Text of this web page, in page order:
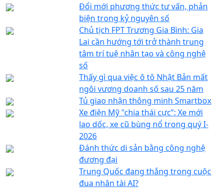
Đổi mới phương thức tư vấn, phản
biện trong kỷ nguyên số
Chủ tịch FPT Trương Gia Bình: Gia
Lai cần hướng tới trở thành trung
tâm trí tuệ nhân tạo và công nghệ
số
Thấy gì qua việc ô tô Nhật Bản mất
ngôi vương doanh số sau 25 năm
Tủ giao nhận thông minh Smartbox
Xe điện Mỹ "chia thái cực”: Xe mới
lao dốc, xe cũ bùng nổ trong quý I-
2026
Đánh thức di sản bằng công nghệ
đương đại
Trung Quốc đang thắng trong cuộc
đua nhân tài AI?